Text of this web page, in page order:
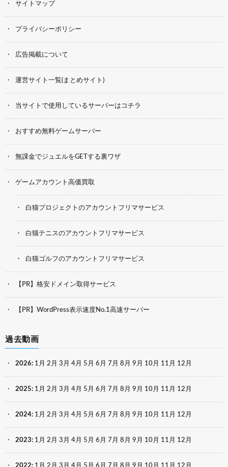
サイトマップ
プライバシーポリシー
広告掲載について
運営サイト一覧(まとめサイト)
当サイトで使用しているサーバーはコチラ
おすすめ無料ゲームサーバー
無課金でジュエルをGETする裏ワザ
ゲームアカウント高価買取
白猫プロジェクトのアカウントフリマサービス
白猫テニスのアカウントフリマサービス
白猫ゴルフのアカウントフリマサービス
【PR】格安ドメイン取得サービス
【PR】WordPress表示速度No.1高速サーバー
過去動画
2026: 1月 2月 3月 4月 5月 6月 7月 8月 9月 10月 11月 12月
2025: 1月 2月 3月 4月 5月 6月 7月 8月 9月 10月 11月 12月
2024: 1月 2月 3月 4月 5月 6月 7月 8月 9月 10月 11月 12月
2023: 1月 2月 3月 4月 5月 6月 7月 8月 9月 10月 11月 12月